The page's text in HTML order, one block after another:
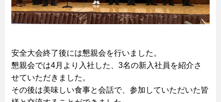
安全大会終了後には懇親会を行いました。
懇親会では4月より入社した、3名の新入社員を紹介さ
せていただきました。
その後は美味しい食事と会話で、参加していただいた皆